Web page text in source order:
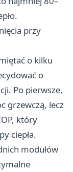
przy
o kilku
o
Po pierwsze,
grzewczą, lecz
który
ciepła.
modułów